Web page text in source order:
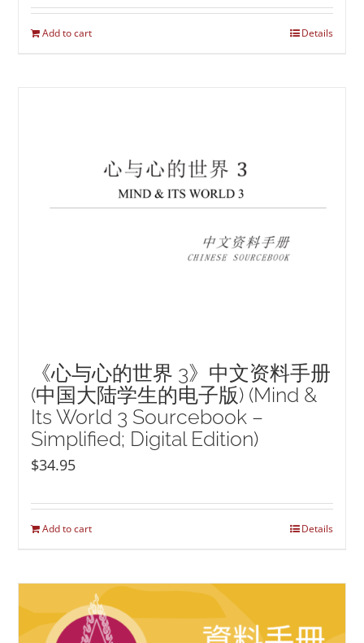
Add to cart Details
《心与心的世界 3》中文资料手册
(中国大陆学生的电子版) (Mind &
Its World 3 Sourcebook –
Simplified; Digital Edition)
$34.95
Add to cart Details